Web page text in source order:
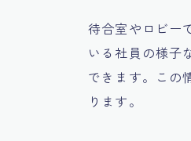
待合室やロビー
いる社員の様子
できます。この
ります。